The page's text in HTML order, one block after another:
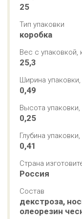
25
Тип упаковки
коробка
Вес с упаковкой,
25,3
Ширина
0,49
Высота
0,25
Глубина
0,41
Страна
Россия
Состав
декстроза,
олеорезин